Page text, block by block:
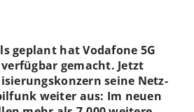
geplant hat Vodafone 5G
gemacht. Jetzt
seine Netz-
weiter aus: Im neuen